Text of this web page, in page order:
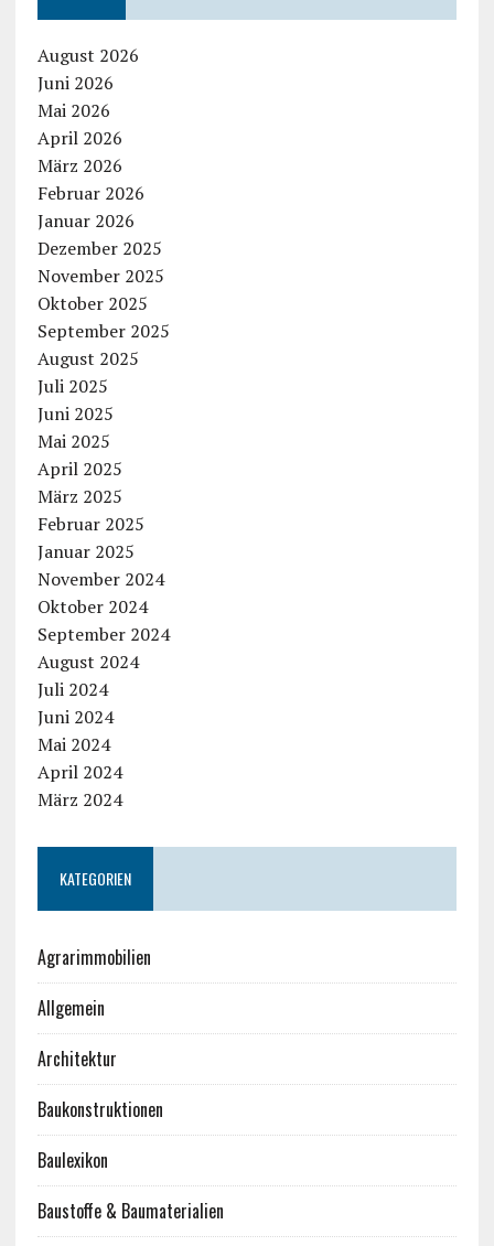
August 2026
Juni 2026
Mai 2026
April 2026
März 2026
Februar 2026
Januar 2026
Dezember 2025
November 2025
Oktober 2025
September 2025
August 2025
Juli 2025
Juni 2025
Mai 2025
April 2025
März 2025
Februar 2025
Januar 2025
November 2024
Oktober 2024
September 2024
August 2024
Juli 2024
Juni 2024
Mai 2024
April 2024
März 2024
KATEGORIEN
Agrarimmobilien
Allgemein
Architektur
Baukonstruktionen
Baulexikon
Baustoffe & Baumaterialien